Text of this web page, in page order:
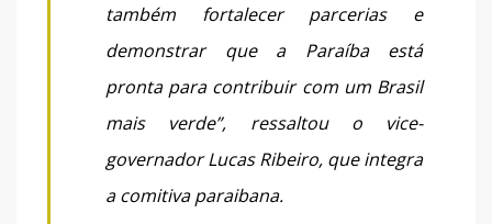
também fortalecer parcerias e
demonstrar que a Paraíba está
pronta para contribuir com um Brasil
mais verde”, ressaltou o vice-
governador Lucas Ribeiro, que integra
a comitiva paraibana.